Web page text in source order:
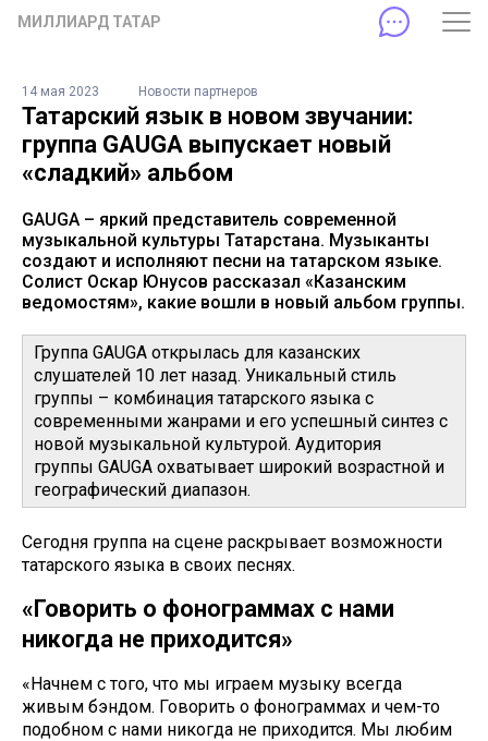
МИЛЛИАРД ТАТАР
14 мая 2023 Новости партнеров
Татарский язык в новом звучании:
группа GAUGA выпускает новый
«сладкий» альбом
GAUGA – яркий представитель современной
музыкальной культуры Татарстана. Музыканты
создают и исполняют песни на татарском языке.
Солист Оскар Юнусов рассказал «Казанским
ведомостям», какие вошли в новый альбом группы.
Группа GAUGA открылась для казанских
слушателей 10 лет назад. Уникальный стиль
группы – комбинация татарского языка с
современными жанрами и его успешный синтез с
новой музыкальной культурой. Аудитория
группы GAUGA охватывает широкий возрастной и
географический диапазон.
Сегодня группа на сцене раскрывает возможности
татарского языка в своих песнях.
«Говорить о фонограммах с нами
никогда не приходится»
«Начнем с того, что мы играем музыку всегда
живым бэндом. Говорить о фонограммах и чем-то
подобном с нами никогда не приходится. Мы любим